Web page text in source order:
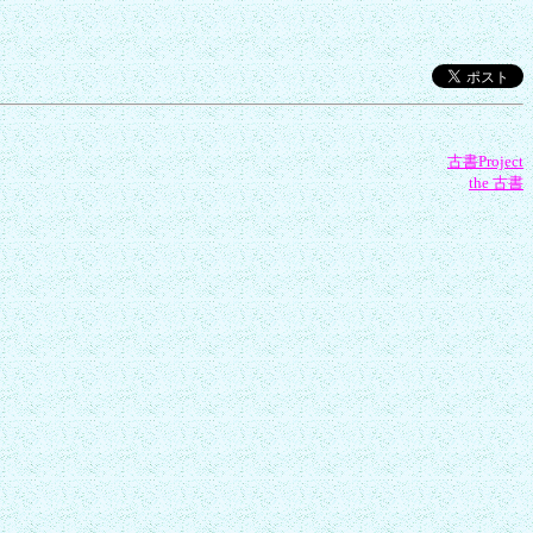
古書Project
the 古書